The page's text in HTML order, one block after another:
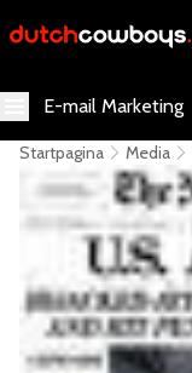
E-mail Marketing
Startpagina Media